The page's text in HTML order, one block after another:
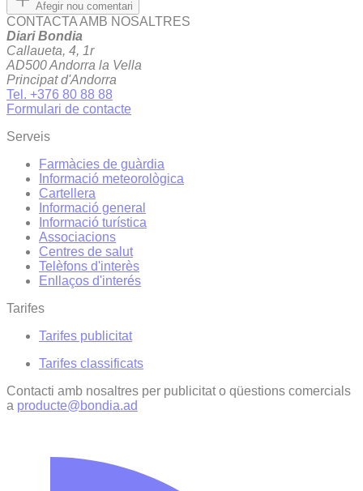
Afegir nou comentari
CONTACTA AMB NOSALTRES
Diari Bondia
Callaueta, 4, 1r
AD500 Andorra la Vella
Principat d'Andorra
Tel. +376 80 88 88
Formulari de contacte
Serveis
Farmàcies de guàrdia
Informació meteorològica
Cartellera
Informació general
Informació turística
Associacions
Centres de salut
Telèfons d'interès
Enllaços d'interés
Tarifes
Tarifes publicitat
Tarifes classificats
Contacti amb nosaltres per publicitat o qüestions comercials
a producte@bondia.ad